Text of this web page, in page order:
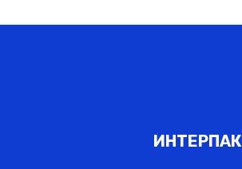
ИНТЕРПАК